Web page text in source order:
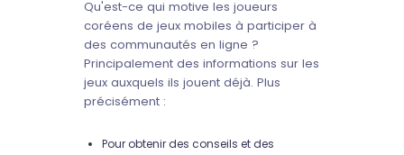
Qu'est-ce qui motive les joueurs
coréens de jeux mobiles à participer à
des communautés en ligne ?
Principalement des informations sur les
jeux auxquels ils jouent déjà. Plus
précisément :
Pour obtenir des conseils et des